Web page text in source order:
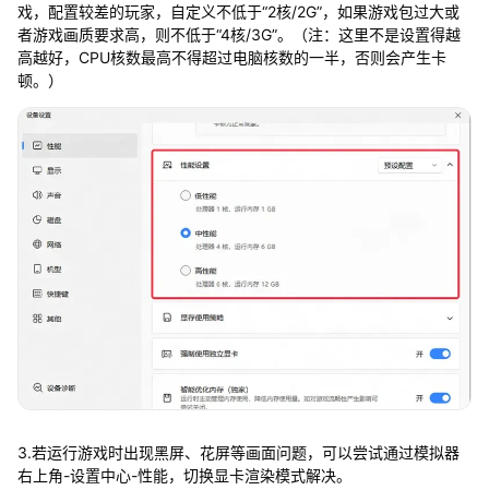
戏，配置较差的玩家，自定义不低于“2核/2G”，如果游戏包过大或
者游戏画质要求高，则不低于“4核/3G”。（注：这里不是设置得越
高越好，CPU核数最高不得超过电脑核数的一半，否则会产生卡
顿。）
3.若运行游戏时出现黑屏、花屏等画面问题，可以尝试通过模拟器
右上角-设置中心-性能，切换显卡渲染模式解决。